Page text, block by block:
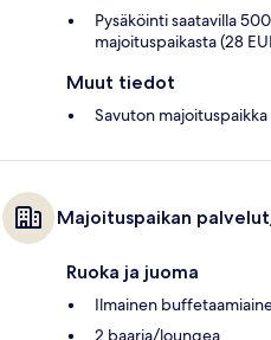
Pysäköinti saatavilla
majoituspaikasta (28
Muut tiedot
Savuton majoituspaikka
Majoituspaikan
Ruoka ja juoma
Ilmainen
2 baaria/loungea